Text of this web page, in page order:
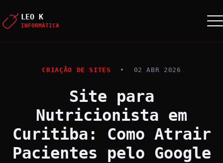
LEO K
INFORMÁTICA
CRIAÇÃO DE SITES • 02 ABR 2026
Site para
Nutricionista em
Curitiba: Como Atrair
Pacientes pelo Google